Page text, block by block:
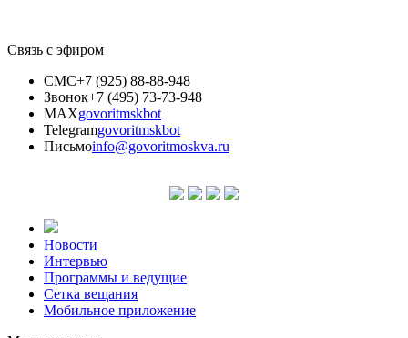
Связь с эфиром
СМС+7 (925) 88-88-948
Звонок+7 (495) 73-73-948
MAXgovoritmskbot
Telegramgovoritmskbot
Письмоinfo@govoritmoskva.ru
Новости
Интервью
Программы и ведущие
Сетка вещания
Мобильное приложение